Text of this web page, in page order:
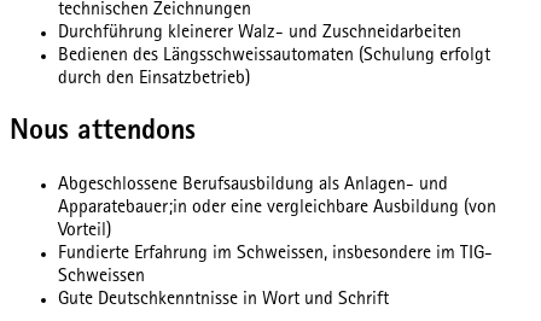
technischen Zeichnungen
Durchführung kleinerer Walz- und Zuschneidarbeiten
Bedienen des Längsschweissautomaten (Schulung erfolgt
durch den Einsatzbetrieb)
Nous attendons
Abgeschlossene Berufsausbildung als Anlagen- und
Apparatebauer;in oder eine vergleichbare Ausbildung (von
Vorteil)
Fundierte Erfahrung im Schweissen, insbesondere im TIG-
Schweissen
Gute Deutschkenntnisse in Wort und Schrift